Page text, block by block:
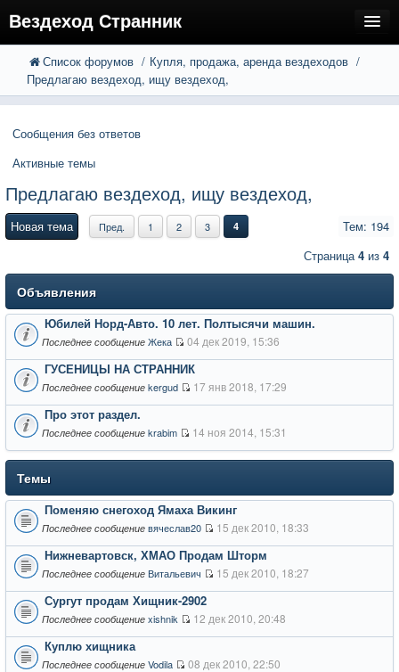
Вездеход Странник
FAQ
Регистрация
Вход
Поиск
Расширенный поиск
Список форумов
Купля, продажа, аренда вездеходов
Предлагаю вездеход, ищу вездеход,
Сообщения без ответов
Активные темы
Предлагаю вездеход, ищу вездеход,
Новая тема Тем: 194
Пред. 1 2 3 4
Страница4 из 4
Объявления
Юбилей Норд-Авто. 10 лет. Полтысячи машин.
Последнее сообщение Жека 04 дек 2019, 15:36
ГУСЕНИЦЫ НА СТРАННИК
Последнее сообщение kergud 17 янв 2018, 17:29
Про этот раздел.
Последнее сообщение krabim 14 ноя 2014, 15:31
Темы
Поменяю снегоход Ямаха Викинг
Последнее сообщение вячеслав20 15 дек 2010, 18:33
Нижневартовск, ХМАО Продам Шторм
Последнее сообщение Витальевич 15 дек 2010, 18:27
Сургут продам Хищник-2902
Последнее сообщение xishnik 12 дек 2010, 20:48
Куплю хищника
Последнее сообщение Vodila 08 дек 2010, 22:50